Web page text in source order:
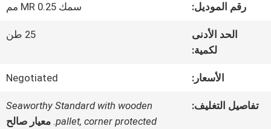
جولة
المعمل
رقم الموديل: سمك MR 0.25 مم
الحد الأدنى
لكمية:
25 طن
الأسعار: Negotiated
تفاصيل التغليف:
Seaworthy Standard with wooden
pallet, corner protected. معيار صالح